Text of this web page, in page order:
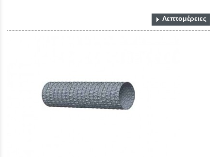
Λεπτομέρειες